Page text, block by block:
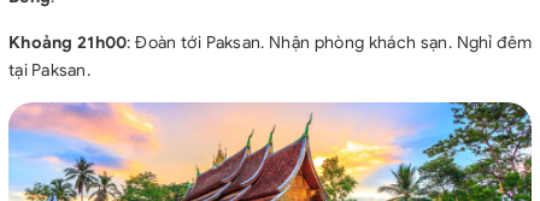
Khoảng 21h00: Đoàn tới Paksan. Nhận phòng khách sạn. Nghỉ đêm
tại Paksan.